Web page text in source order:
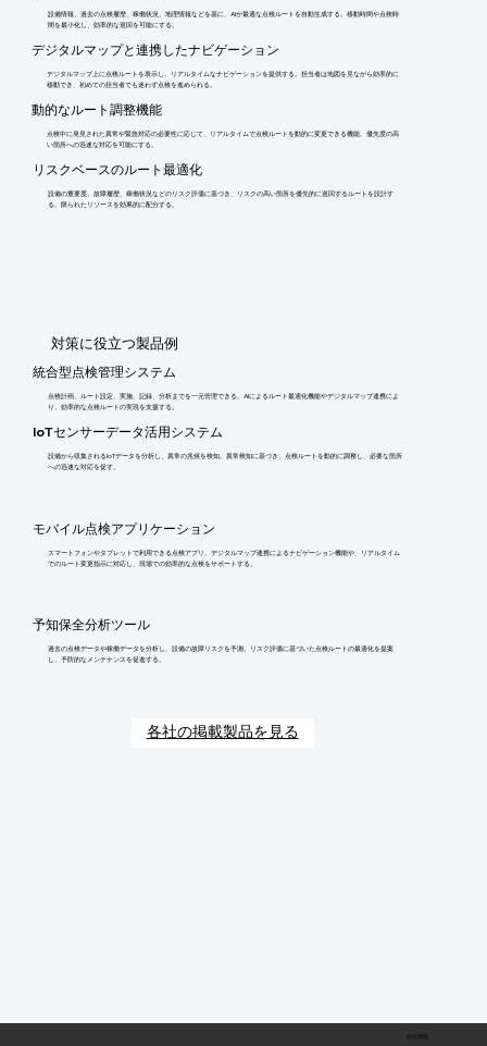
設備情報、過去の点検履歴、稼働状況、地理情報などを基に、AIが最適な点検ルートを自動生成する。移動時間や点検時
間を最小化し、効率的な巡回を可能にする。
デジタルマップと連携したナビゲーション
デジタルマップ上に点検ルートを表示し、リアルタイムなナビゲーションを提供する。担当者は地図を見ながら効率的に
移動でき、初めての担当者でも迷わず点検を進められる。
動的なルート調整機能
点検中に発見された異常や緊急対応の必要性に応じて、リアルタイムで点検ルートを動的に変更できる機能。優先度の高
い箇所への迅速な対応を可能にする。
リスクベースのルート最適化
設備の重要度、故障履歴、稼働状況などのリスク評価に基づき、リスクの高い箇所を優先的に巡回するルートを設計す
る。限られたリソースを効果的に配分する。
​対策に役立つ製品例
統合型点検管理システム
点検計画、ルート設定、実施、記録、分析までを一元管理できる。AIによるルート最適化機能やデジタルマップ連携によ
り、効率的な点検ルートの実現を支援する。
IoTセンサーデータ活用システム
設備から収集されるIoTデータを分析し、異常の兆候を検知。異常検知に基づき、点検ルートを動的に調整し、必要な箇所
への迅速な対応を促す。
モバイル点検アプリケーション
スマートフォンやタブレットで利用できる点検アプリ。デジタルマップ連携によるナビゲーション機能や、リアルタイム
でのルート変更指示に対応し、現場での効率的な点検をサポートする。
予知保全分析ツール
過去の点検データや稼働データを分析し、設備の故障リスクを予測。リスク評価に基づいた点検ルートの最適化を提案
し、予防的なメンテナンスを促進する。
各社の掲載製品を見る
会社情報